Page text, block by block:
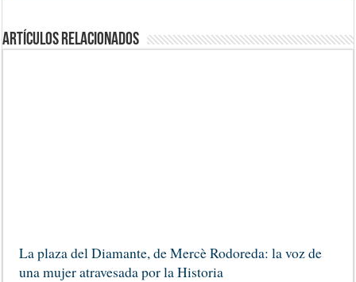
Artículos Relacionados
La plaza del Diamante, de Mercè Rodoreda: la voz de
una mujer atravesada por la Historia